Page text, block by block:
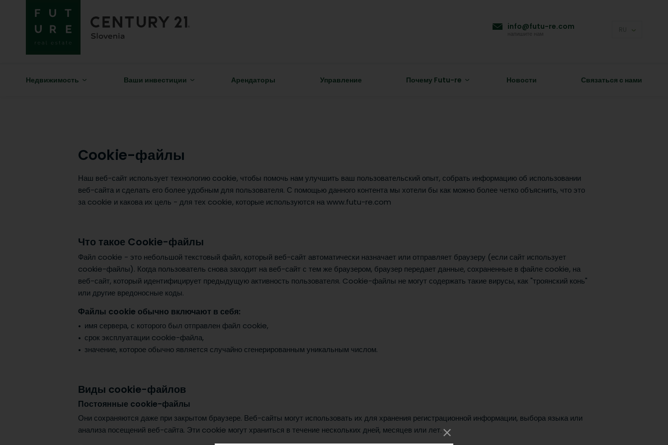
info@futu-re.com
напишите нам
Недвижимость Ваши инвестиции Арендаторы Управление Почему Futu-re Новости Связаться с нами
Cookie-файлы
Наш веб-сайт использует технологию cookie, чтобы помочь нам улучшить ваш пользовательский опыт, собрать информацию об использовании
веб-сайта и сделать его более удобным для пользователя. С помощью данного контента мы хотели бы как можно более четко объяснить, что это
за cookie и какова их цель - для тех cookie, которые используются на www.futu-re.com
Что такое Cookie-файлы
Файл cookie - это небольшой текстовый файл, который веб-сайт автоматически назначает или отправляет браузеру (если сайт использует
cookie-файлы). Когда пользователь снова заходит на веб-сайт с тем же браузером, браузер передает данные, сохраненные в файле cookie, на
веб-сайт, который идентифицирует предыдущую активность пользователя. Cookie-файлы не могут содержать такие вирусы, как "троянский конь"
или другие вредоносные коды.
Файлы cookie обычно включают в себя:
имя сервера, с которого был отправлен файл cookie,
срок эксплуатации cookie-файла,
значение, которое обычно является случайно сгенерированным уникальным числом.
Виды cookie-файлов
Постоянные cookie-файлы
Они сохраняются даже при закрытом браузере. Веб-сайты могут использовать их для хранения регистрационной информации, выбора языка или
анализа посещений веб-сайта. Эти cookie могут храниться в течение нескольких дней, месяцев или лет.